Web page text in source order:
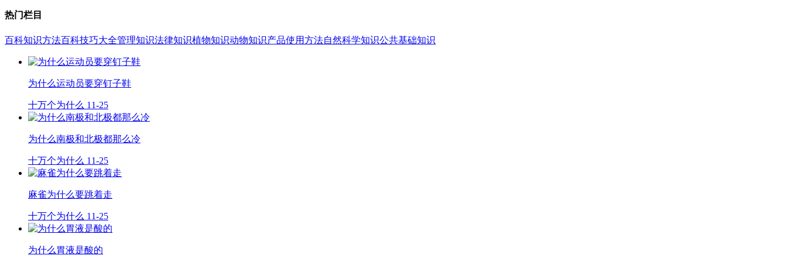
热门栏目
百科知识方法百科技巧大全管理知识法律知识植物知识动物知识产品使用方法自然科学知识公共基础知识
为什么运动员要穿钉子鞋
十万个为什么 11-25
为什么南极和北极都那么冷
十万个为什么 11-25
麻雀为什么要跳着走
十万个为什么 11-25
为什么胃液是酸的